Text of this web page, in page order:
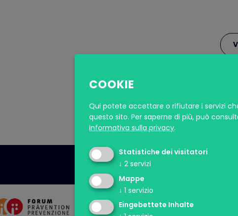
COOKIE
Qui potete accettare o rifiutare i servizi
questo sito. Per saperne di più, può
informativa sulla privacy.
Statistiche dei visitatori
↓ 2 servizi
Mappe
↓ 1 servizio
Eingebettete Inhalte